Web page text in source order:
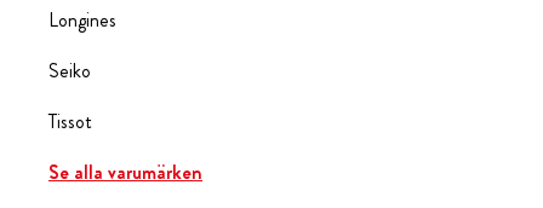
Longines
Seiko
Tissot
Se alla varumärken